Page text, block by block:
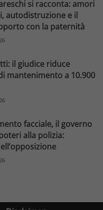
si racconta: amori
autodistruzione e il
con la paternità
il giudice riduce
mantenimento a 10.900
facciale, il governo
alla polizia: